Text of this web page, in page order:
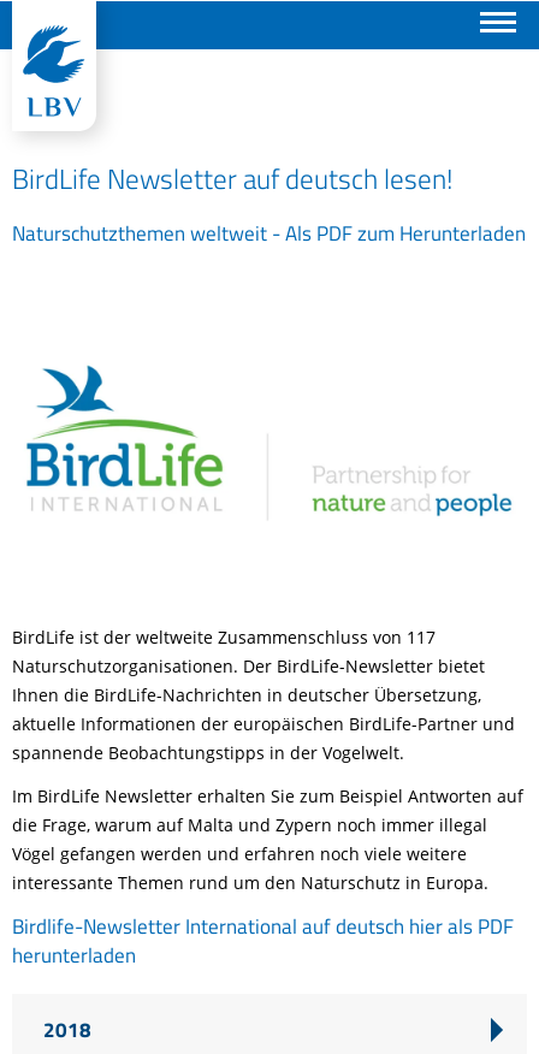
BirdLife Newsletter auf deutsch lesen!
Naturschutzthemen weltweit - Als PDF zum Herunterladen
BirdLife ist der weltweite Zusammenschluss von 117
Naturschutzorganisationen. Der BirdLife-Newsletter bietet
Ihnen die BirdLife-Nachrichten in deutscher Übersetzung,
aktuelle Informationen der europäischen BirdLife-Partner und
spannende Beobachtungstipps in der Vogelwelt.
Im BirdLife Newsletter erhalten Sie zum Beispiel Antworten auf
die Frage, warum auf Malta und Zypern noch immer illegal
Vögel gefangen werden und erfahren noch viele weitere
interessante Themen rund um den Naturschutz in Europa.
Birdlife-Newsletter International auf deutsch hier als PDF
herunterladen
2018